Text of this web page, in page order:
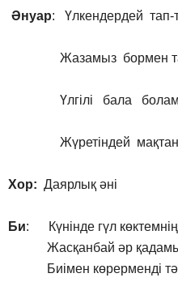
Әнуар: Үлкендердей тап-
Жазамыз бормен
Үлгілі бала
Жүретіндей
Хор: Даярлық әні
Би: Күнінде гүл
Жасқанбай әр
Биімен көрерменді